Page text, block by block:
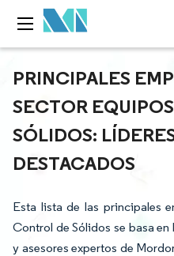
PRINCIPALES
SECTOR
SÓLIDOS:
DESTACADOS
Esta lista de las principales
Control de Sólidos se basa
y asesores expertos de